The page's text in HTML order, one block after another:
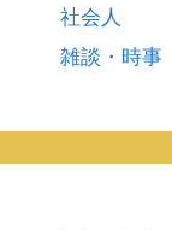
社会人
雑談・時事